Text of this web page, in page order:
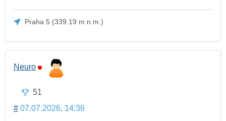
Praha 5 (339.19 m n.m.)
Neuro
51
# 07.07.2026, 14:36